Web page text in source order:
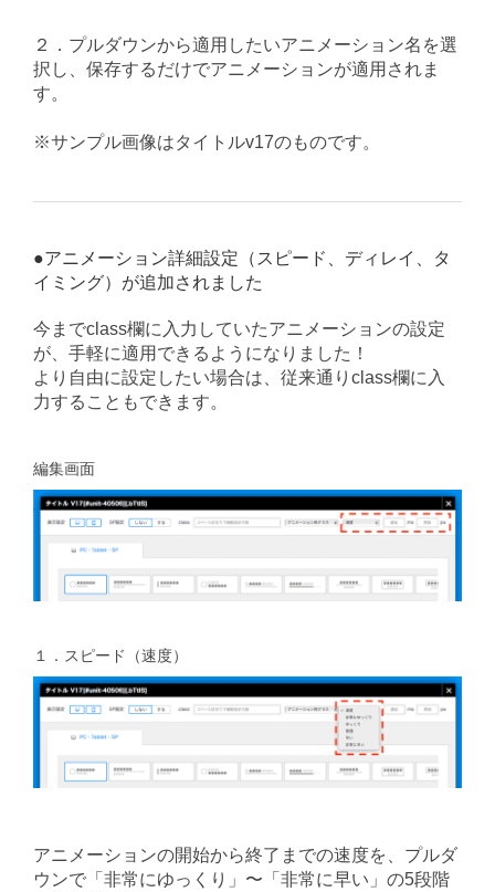
２．プルダウンから適用したいアニメーション名を選
択し、保存するだけでアニメーションが適用されま
す。
※サンプル画像はタイトルv17のものです。
●アニメーション詳細設定（スピード、ディレイ、タ
イミング）が追加されました
今までclass欄に入力していたアニメーションの設定
が、手軽に適用できるようになりました！
より自由に設定したい場合は、従来通りclass欄に入
力することもできます。
編集画面
１．スピード（速度）
アニメーションの開始から終了までの速度を、プルダ
ウンで「非常にゆっくり」〜「非常に早い」の5段階